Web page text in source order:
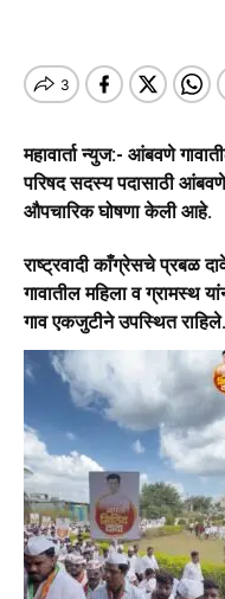
महावार्ता न्युज:- आंबवणे
परिषद सदस्य पदासाठी आंबवणे
औपचारिक घोषणा केली आहे.
राष्ट्रवादी काँग्रेसचे प्रबळ
गावातील महिला व ग्रामस्थ
गाव एकजुटीने उपस्थित राहिले.